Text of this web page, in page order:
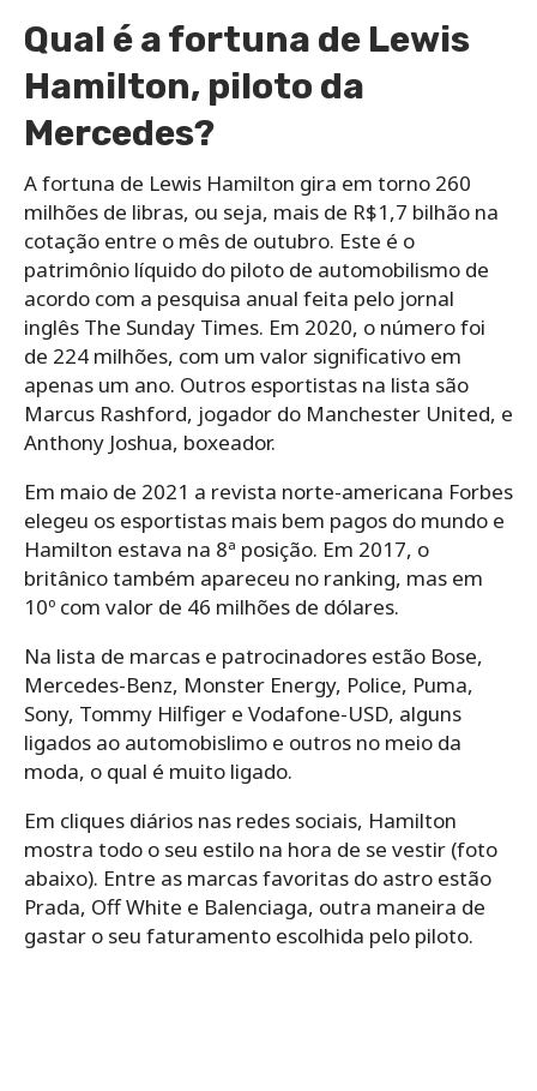
Qual é a fortuna de Lewis
Hamilton, piloto da
Mercedes?
A fortuna de Lewis Hamilton gira em torno 260
milhões de libras, ou seja, mais de R$1,7 bilhão na
cotação entre o mês de outubro. Este é o
patrimônio líquido do piloto de automobilismo de
acordo com a pesquisa anual feita pelo jornal
inglês The Sunday Times. Em 2020, o número foi
de 224 milhões, com um valor significativo em
apenas um ano. Outros esportistas na lista são
Marcus Rashford, jogador do Manchester United, e
Anthony Joshua, boxeador.
Em maio de 2021 a revista norte-americana Forbes
elegeu os esportistas mais bem pagos do mundo e
Hamilton estava na 8ª posição. Em 2017, o
britânico também apareceu no ranking, mas em
10º com valor de 46 milhões de dólares.
Na lista de marcas e patrocinadores estão Bose,
Mercedes-Benz, Monster Energy, Police, Puma,
Sony, Tommy Hilfiger e Vodafone-USD, alguns
ligados ao automobislimo e outros no meio da
moda, o qual é muito ligado.
Em cliques diários nas redes sociais, Hamilton
mostra todo o seu estilo na hora de se vestir (foto
abaixo). Entre as marcas favoritas do astro estão
Prada, Off White e Balenciaga, outra maneira de
gastar o seu faturamento escolhida pelo piloto.